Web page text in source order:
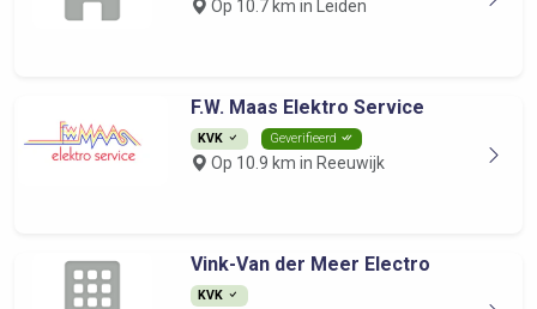
Op 10.7 km in Leiden
F.W. Maas Elektro Service
KVK Geverifieerd
Op 10.9 km in Reeuwijk
Vink-Van der Meer Electro
KVK